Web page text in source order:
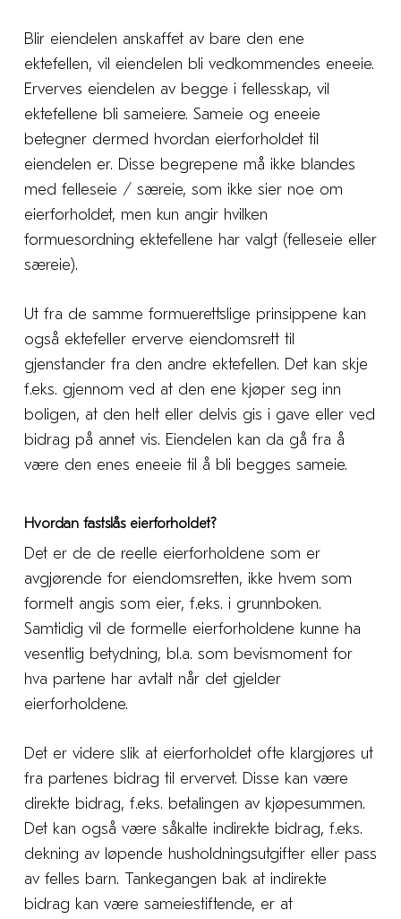
Blir eiendelen anskaffet av bare den ene
ektefellen, vil eiendelen bli vedkommendes eneeie.
Erverves eiendelen av begge i fellesskap, vil
ektefellene bli sameiere. Sameie og eneeie
betegner dermed hvordan eierforholdet til
eiendelen er. Disse begrepene må ikke blandes
med felleseie / særeie, som ikke sier noe om
eierforholdet, men kun angir hvilken
formuesordning ektefellene har valgt (felleseie eller
særeie).
Ut fra de samme formuerettslige prinsippene kan
også ektefeller erverve eiendomsrett til
gjenstander fra den andre ektefellen. Det kan skje
f.eks. gjennom ved at den ene kjøper seg inn
boligen, at den helt eller delvis gis i gave eller ved
bidrag på annet vis. Eiendelen kan da gå fra å
være den enes eneeie til å bli begges sameie.
Hvordan fastslås eierforholdet?
Det er de de reelle eierforholdene som er
avgjørende for eiendomsretten, ikke hvem som
formelt angis som eier, f.eks. i grunnboken.
Samtidig vil de formelle eierforholdene kunne ha
vesentlig betydning, bl.a. som bevismoment for
hva partene har avtalt når det gjelder
eierforholdene.
Det er videre slik at eierforholdet ofte klargjøres ut
fra partenes bidrag til ervervet. Disse kan være
direkte bidrag, f.eks. betalingen av kjøpesummen.
Det kan også være såkalte indirekte bidrag, f.eks.
dekning av løpende husholdningsutgifter eller pass
av felles barn. Tankegangen bak at indirekte
bidrag kan være sameiestiftende, er at